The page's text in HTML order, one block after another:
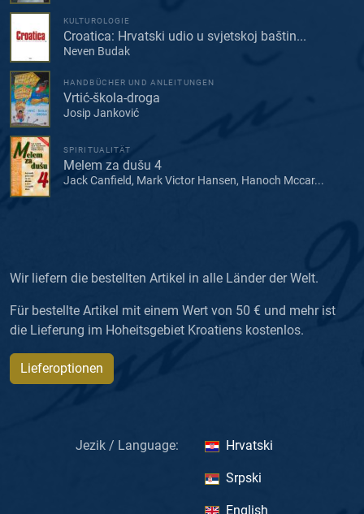
KULTUROLOGIE
Croatica: Hrvatski udio u svjetskoj baštin...
Neven Budak
HANDBÜCHER UND ANLEITUNGEN
Vrtić-škola-droga
Josip Janković
SPIRITUALITÄT
Melem za dušu 4
Jack Canfield, Mark Victor Hansen, Hanoch Mccar...
Wir liefern die bestellten Artikel in alle Länder der Welt.
Für bestellte Artikel mit einem Wert von 50 € und mehr ist
die Lieferung im Hoheitsgebiet Kroatiens kostenlos.
Lieferoptionen
Jezik / Language: Hrvatski
Srpski
English